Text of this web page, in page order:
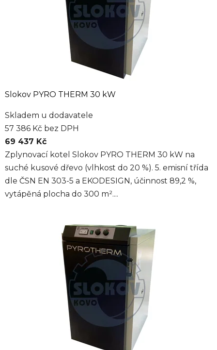
Slokov PYRO THERM 30 kW
Skladem u dodavatele
57 386 Kč bez DPH
69 437 Kč
Zplynovací kotel Slokov PYRO THERM 30 kW na
suché kusové dřevo (vlhkost do 20 %). 5. emisní třída
dle ČSN EN 303-5 a EKODESIGN, účinnost 89,2 %,
vytápěná plocha do 300 m²....